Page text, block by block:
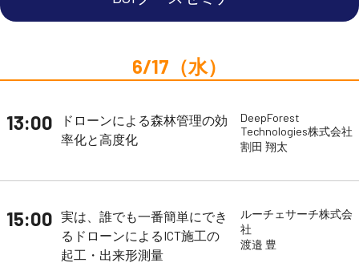
6/17（水）
13:00
ドローンによる森林管理の効
率化と高度化
DeepForest
Technologies株式会社
割田 翔太
15:00 実は、誰でも一番簡単にでき
るドローンによるICT施工の
起工・出来形測量
ルーチェサーチ株式会
社
渡邉 豊